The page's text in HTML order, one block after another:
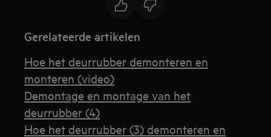
Gerelateerde artikelen
Hoe het deurrubber demonteren en
monteren (video)
Demontage en montage van het
deurrubber (4)
Hoe het deurrubber (3) demonteren en